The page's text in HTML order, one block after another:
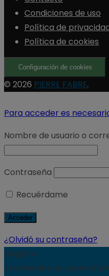
Condiciones de uso
Política de
Política de cookies
Configuración de cookies
© 2026 PIERRE FABRE.
Para acceder es
Nombre de usuario o
Contraseña
Recuérdame
¿Olvidó su contraseña?
Registro
¿No tienes una cuenta?